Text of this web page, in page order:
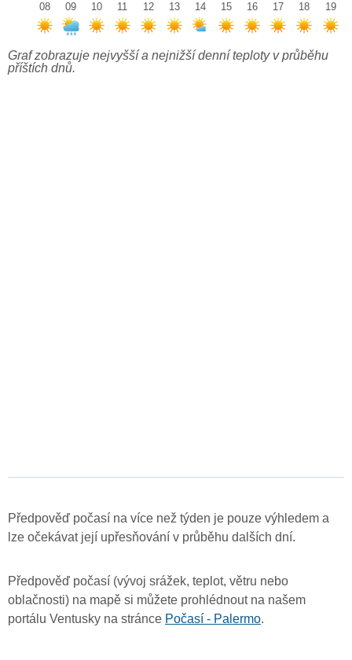
08
09
10
11
12
13
14
15
16
17
18
19
Graf zobrazuje nejvyšší a nejnižší denní teploty v průběhu
příštích dnů.
Předpověď počasí na více než týden je pouze výhledem a
lze očekávat její upřesňování v průběhu dalších dní.
Předpověď počasí (vývoj srážek, teplot, větru nebo
oblačnosti) na mapě si můžete prohlédnout na našem
portálu Ventusky na stránce Počasí - Palermo.